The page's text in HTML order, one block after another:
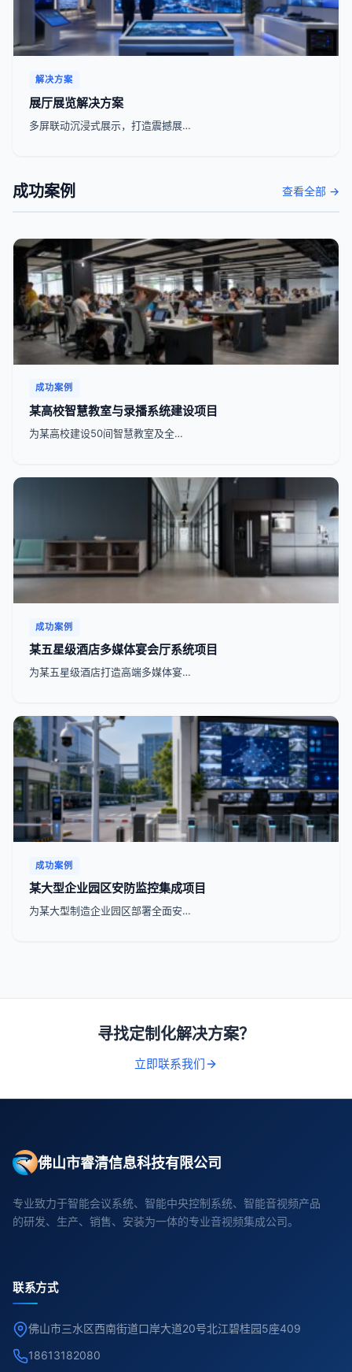
解决方案
展厅展览解决方案
多屏联动沉浸式展示，打造震撼展…
成功案例 查看全部 →
成功案例
某高校智慧教室与录播系统建设项目
为某高校建设50间智慧教室及全…
成功案例
某五星级酒店多媒体宴会厅系统项目
为某五星级酒店打造高端多媒体宴…
成功案例
某大型企业园区安防监控集成项目
为某大型制造企业园区部署全面安…
寻找定制化解决方案？
立即联系我们
佛山市睿清信息科技有限公司
专业致力于智能会议系统、智能中央控制系统、智能音视频产品
的研发、生产、销售、安装为一体的专业音视频集成公司。
联系方式
佛山市三水区西南街道口岸大道20号北江碧桂园5座409
18613182080